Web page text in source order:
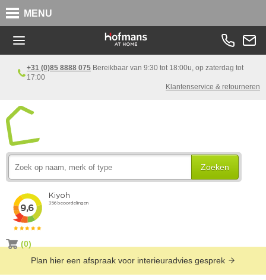
MENU
+31 (0)85 8888 075 Bereikbaar van 9:30 tot 18:00u, op zaterdag tot
17:00
Klantenservice & retourneren
Zoeken
(0)
Plan hier een afspraak voor interieuradvies gesprek